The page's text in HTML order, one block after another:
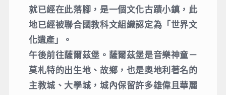
就已經在此落腳，是一個文化古蹟小鎮，此
地已經被聯合國教科文組織認定為「世界文
化遺產」。
午後前往薩爾茲堡。薩爾茲堡是音樂神童－
莫札特的出生地、故鄉，也是奧地利著名的
主教城、大學城，城內保留許多雄偉且華麗